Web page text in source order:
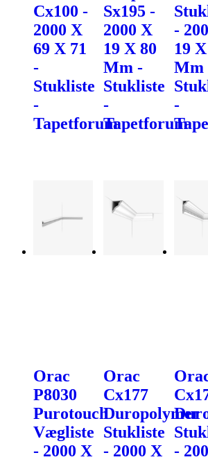
Cx100 -
2000 X
69 X 71
-
Stukliste
-
Tapetforum
Sx195 -
2000 X
19 X 80
Mm -
Stukliste
-
Tapetforum
-
19
Mm
-
Orac
P8030
Purotouch
Vægliste
- 2000 X
Orac
Cx177
Duropolymer
Stukliste
- 2000 X
-